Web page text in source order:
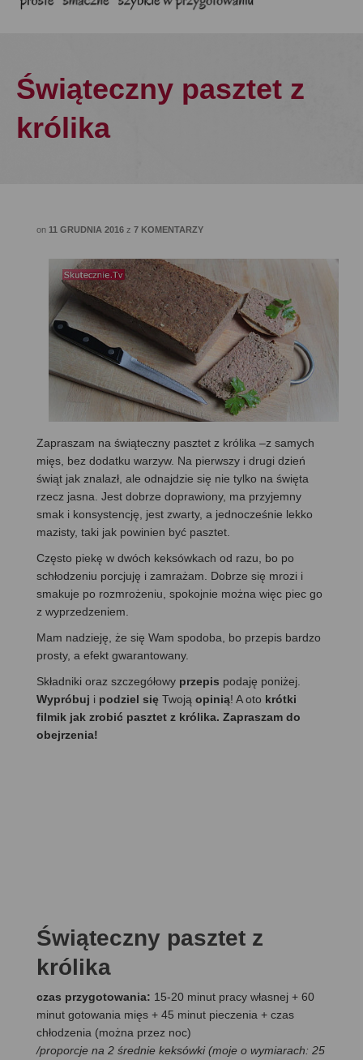
Świąteczny pasztet z
królika
on 11 GRUDNIA 2016 z 7 KOMENTARZY
Zapraszam na świąteczny pasztet z królika –z samych
mięs, bez dodatku warzyw. Na pierwszy i drugi dzień
świąt jak znalazł, ale odnajdzie się nie tylko na święta
rzecz jasna. Jest dobrze doprawiony, ma przyjemny
smak i konsystencję, jest zwarty, a jednocześnie lekko
mazisty, taki jak powinien być pasztet.
Często piekę w dwóch keksówkach od razu, bo po
schłodzeniu porcjuję i zamrażam. Dobrze się mrozi i
smakuje po rozmrożeniu, spokojnie można więc piec go
z wyprzedzeniem.
Mam nadzieję, że się Wam spodoba, bo przepis bardzo
prosty, a efekt gwarantowany.
Składniki oraz szczegółowy przepis podaję poniżej.
Wypróbuj i podziel się Twoją opinią! A oto krótki
filmik jak zrobić pasztet z królika. Zapraszam do
obejrzenia!
Świąteczny pasztet z
królika
czas przygotowania: 15-20 minut pracy własnej + 60
minut gotowania mięs + 45 minut pieczenia + czas
chłodzenia (można przez noc)
/proporcje na 2 średnie keksówki (moje o wymiarach: 25